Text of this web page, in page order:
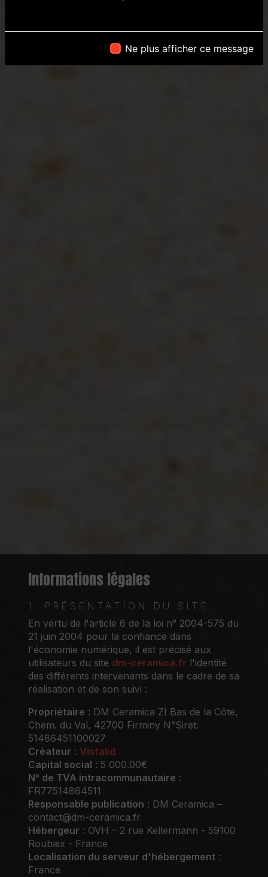
Ne plus afficher ce message
Informations légales
1. PRÉSENTATION DU SITE.
En vertu de l'article 6 de la loi n° 2004-575 du
21 juin 2004 pour la confiance dans
l'économie numérique, il est précisé aux
utilisateurs du site dm-ceramica.fr l'identité
des différents intervenants dans le cadre de sa
réalisation et de son suivi :
Propriétaire : DM Ceramica ZI Bas de la Côte,
Chem. du Val, 42700 Firminy N°Siret:
51486451100027
Créateur : Vistalid
Capital social : 5 000.00€
N° de TVA intracommunautaire :
FR77514864511
Responsable publication : DM Ceramica –
contact@dm-ceramica.fr
Hébergeur : OVH – 2 rue Kellermann - 59100
Roubaix - France
Localisation du serveur d'hébergement :
France